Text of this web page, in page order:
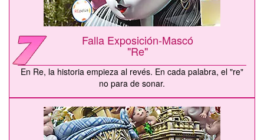
Falla Exposición-Mascó
"Re"
En Re, la historia empieza al revés. En cada palabra, el "re"
no para de sonar.